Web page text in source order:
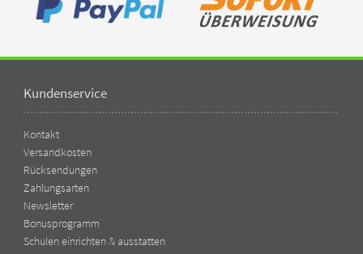
Kundenservice
Kontakt
Versandkosten
Rücksendungen
Zahlungsarten
Newsletter
Bonusprogramm
Schulen einrichten & ausstatten